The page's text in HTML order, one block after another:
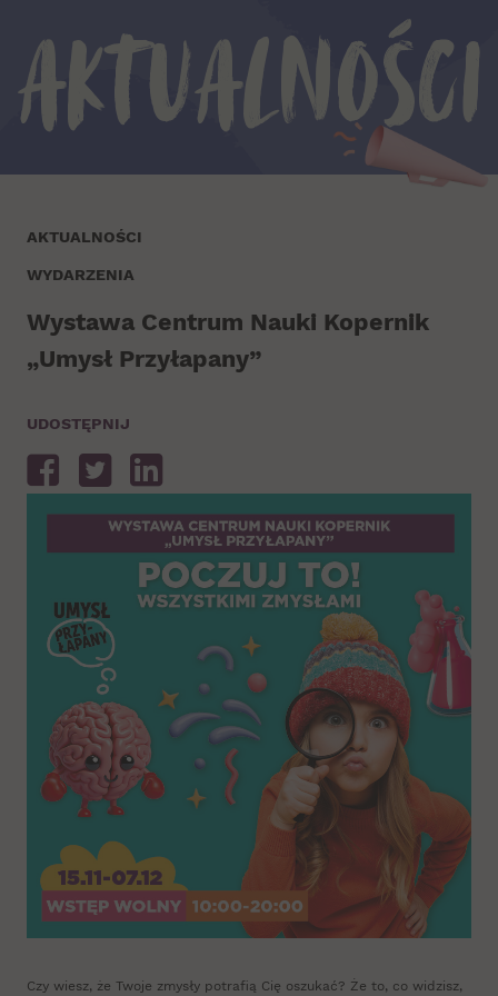
Aktualności
AKTUALNOŚCI
WYDARZENIA
Wystawa Centrum Nauki Kopernik
„Umysł Przyłapany”
UDOSTĘPNIJ
Czy wiesz, że Twoje zmysły potrafią Cię oszukać? Że to, co widzisz,